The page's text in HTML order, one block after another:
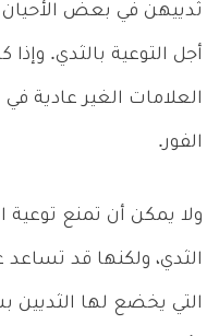
ثدييهن في بعض الأحيان
أجل التوعية بالثدي. وإذا
العلامات الغير عادية
الفور.
ولا يمكن أن تمنع توعية
الثدي، ولكنها قد
التي يخضع لها